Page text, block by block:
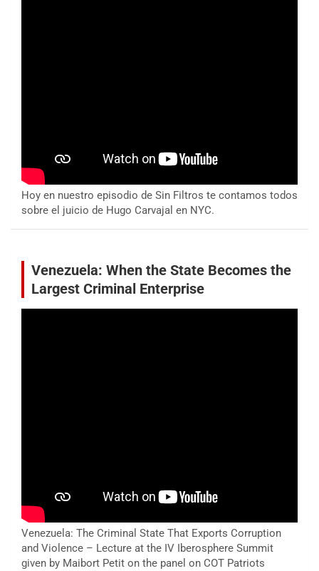
Hoy en nuestro episodio de Sin Filtros te contamos todos
sobre el juicio de Hugo Carvajal en NYC.
Venezuela: When the State Becomes the
Largest Criminal Enterprise
Venezuela: The Criminal State That Exports Corruption
and Violence – Lecture at the IV Iberosphere Summit
given by Maibort Petit on the panel on COT Patriots